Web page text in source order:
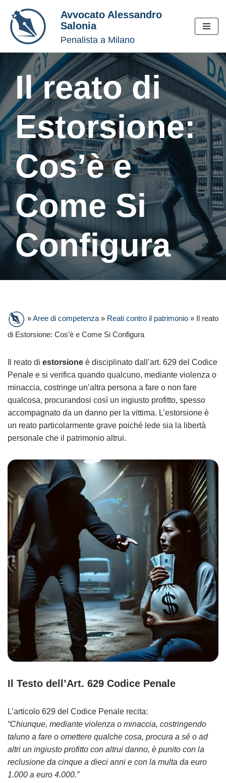
Vai
al
contenuto
Avvocato Alessandro
Salonia
Penalista a Milano
Il reato di
Estorsione:
Cos’è e
Come Si
Configura
»Aree di competenza» Reati contro il patrimonio »
Il reato
di Estorsione: Cos’è e Come Si Configura
Il reato di estorsione è disciplinato dall’art. 629 del Codice
Penale e si verifica quando qualcuno, mediante violenza o
minaccia, costringe un’altra persona a fare o non fare
qualcosa, procurandosi così un ingiusto profitto, spesso
accompagnato da un danno per la vittima. L’estorsione è
un reato particolarmente grave poiché lede sia la libertà
personale che il patrimonio altrui.
Il Testo dell’Art. 629 Codice Penale
L’articolo 629 del Codice Penale recita:
“Chiunque, mediante violenza o minaccia, costringendo
taluno a fare o omettere qualche cosa, procura a sé o ad
altri un ingiusto profitto con altrui danno, è punito con la
reclusione da cinque a dieci anni e con la multa da euro
1.000 a euro 4.000.”